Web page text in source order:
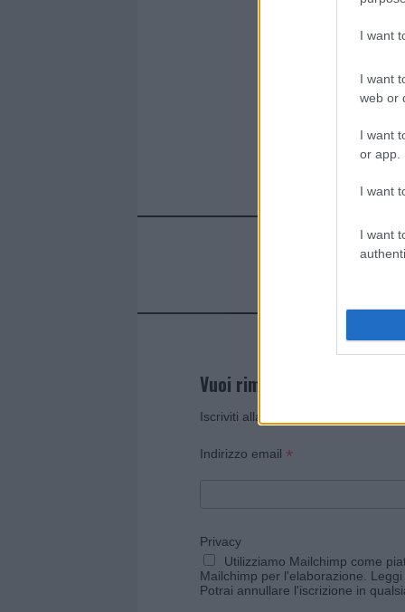
I want
I want
web or
I want
or app.
I want
I want
re
Articolo
Vuoi rimanere sempre
Iscriviti alla newsletter di Gallura
Indirizzo email *
Privacy
Utilizziamo Mailchimp come
Mailchimp per l'elaborazione.
Potrai annullare l'iscrizione in